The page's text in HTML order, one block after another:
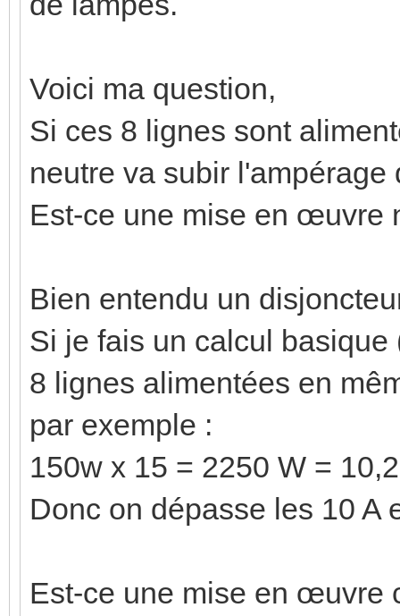
Voici ma question,
Si ces 8 lignes sont
neutre va subir l'ampérage
Est-ce une mise en œuvre
Bien entendu un
Si je fais un calcul
8 lignes alimentées en
par exemple :
150w x 15 = 2250 W =
Donc on dépasse les 10 A
Est-ce une mise en œuvre